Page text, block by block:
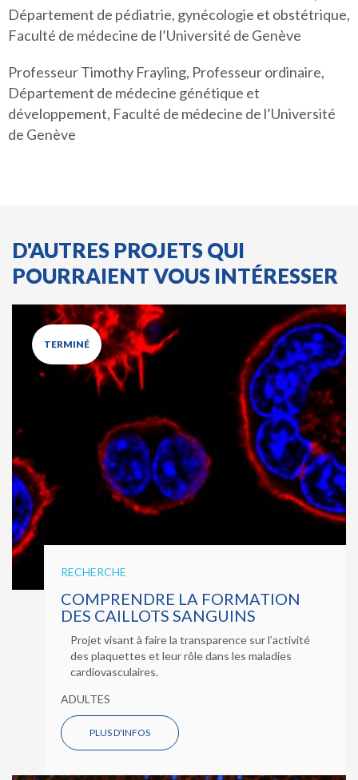
Département de pédiatrie, gynécologie et obstétrique,
Faculté de médecine de l’Université de Genève
Professeur Timothy Frayling, Professeur ordinaire,
Département de médecine génétique et
développement, Faculté de médecine de l’Université
de Genève
D'AUTRES PROJETS QUI
POURRAIENT VOUS INTÉRESSER
TERMINÉ
RECHERCHE
COMPRENDRE LA FORMATION
DES CAILLOTS SANGUINS
Projet visant à faire la transparence sur l’activité
des plaquettes et leur rôle dans les maladies
cardiovasculaires.
ADULTES
PLUS D'INFOS